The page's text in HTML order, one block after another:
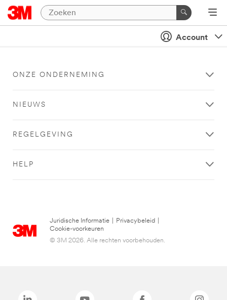
Account
ONZE ONDERNEMING
NIEUWS
REGELGEVING
HELP
Juridische Informatie Privacybeleid
Cookie-voorkeuren
© 3M 2026. Alle rechten voorbehouden.